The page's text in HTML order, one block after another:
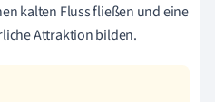
kalten Fluss fließen und eine
Attraktion bilden.